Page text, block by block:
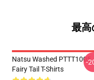
最高
Natsu Washed PTTT1005
Fairy Tail T-Shirts
-